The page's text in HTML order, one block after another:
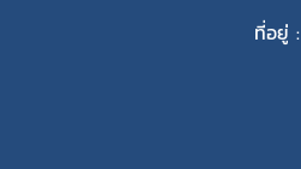
ที่อยู่ :